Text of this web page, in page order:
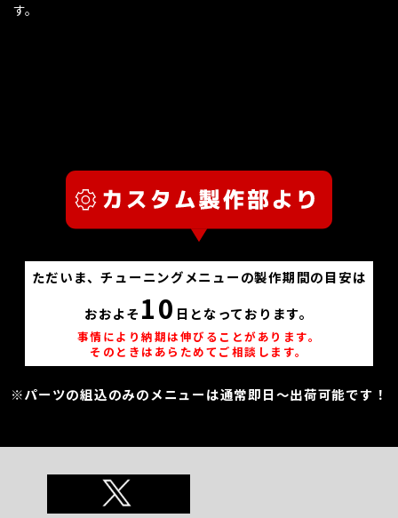
す。
ただいま、チューニングメニューの製作期間の目安は
おおよそ 10 日となっております。
事情により納期は伸びることがあります。
そのときはあらためてご相談します。
※パーツの組込のみのメニューは通常即日～出荷可能です！